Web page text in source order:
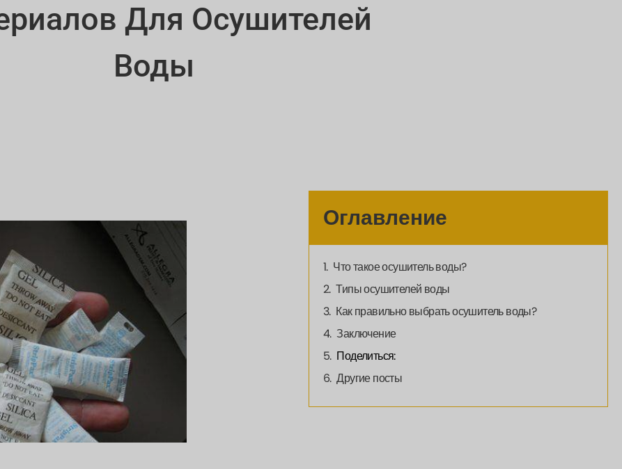
Для Осушителей
Воды
Оглавление
Что такое осушитель воды?
Типы осушителей воды
Как правильно выбрать осушитель воды?
Заключение
Поделиться:
Другие посты